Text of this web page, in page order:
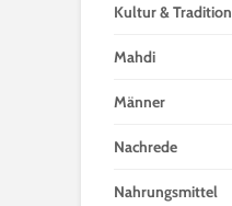
Kultur & Tradition
Mahdi
Männer
Nachrede
Nahrungsmittel